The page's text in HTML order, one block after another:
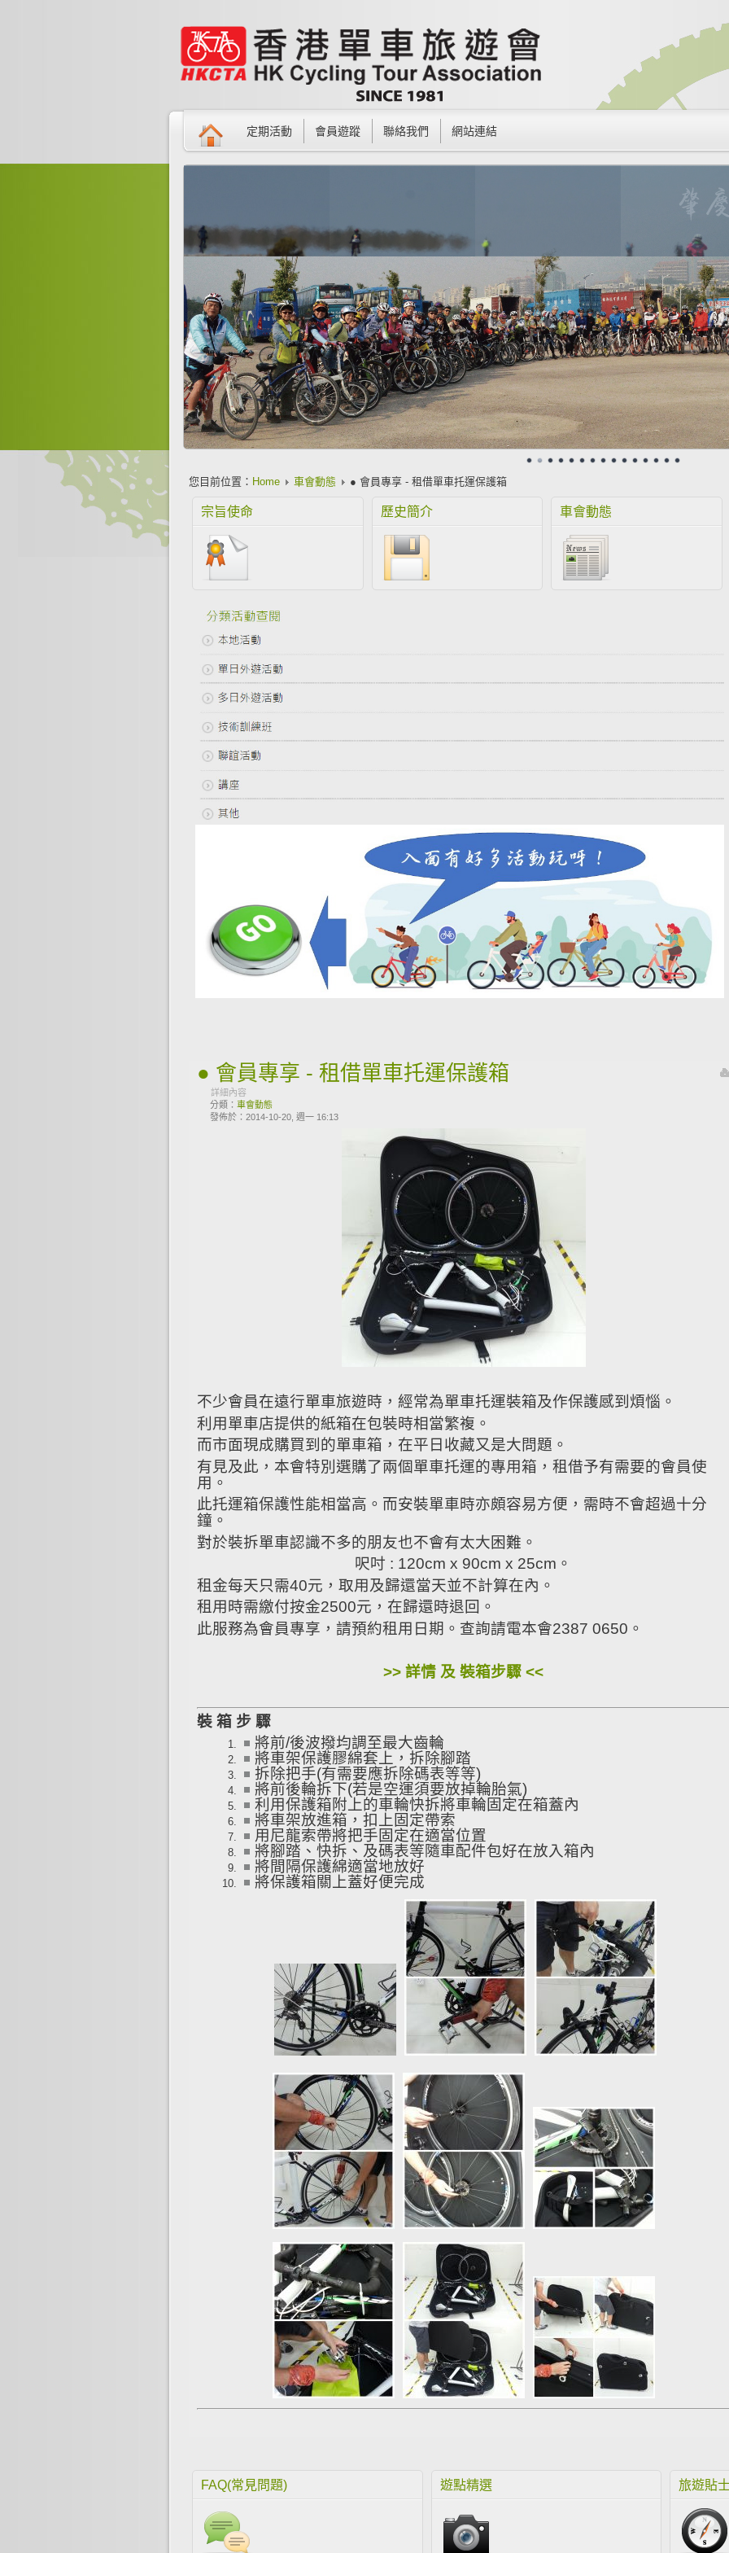
定期活動 會員遊蹤 聯絡我們 網站連結
您目前位置： Home 車會動態 ● 會員專享 - 租借單車托運保護箱
宗旨使命 歷史簡介 車會動態
● 會員專享 - 租借單車托運保護箱
詳細內容
分類： 車會動態
發佈於：2014-10-20, 週一 16:13
不少會員在遠行單車旅遊時，經常為單車托運裝箱及作保護感到煩惱。
利用單車店提供的紙箱在包裝時相當繁複 。
而市面現成購買到的單車箱，在平日收藏又是大問題。
有見及此，本會特別選購了兩個單車托運的專用箱，租借予有需要的會員使
用。
此托運箱保護性能相當高。而安裝單車時亦頗容易方便，需時不會超過十分
鐘。
對於裝拆單車認識不多的朋友也不會有太大困難。
呎吋 : 120cm x 90cm x 25cm。
租金每天只需40元，取用及歸還當天並不計算在內。
租用時需繳付按金2500元，在歸還時退回。
此服務為會員專享，請預約租用日期。查詢請電本會2387 0650。
>> 詳情 及 裝箱步驟 <<
裝 箱 步 驟
將前/後波撥均調至最大齒輪
將車架保護膠綿套上，拆除腳踏
拆除把手(有需要應拆除碼表等等)
將前後輪拆下(若是空運須要放掉輪胎氣)
利用保護箱附上的車輪快拆將車輪固定在箱蓋內
將車架放進箱，扣上固定帶索
用尼龍索帶將把手固定在適當位置
將腳踏、快拆、及碼表等隨車配件包好在放入箱內
將間隔保護綿適當地放好
將保護箱關上蓋好便完成
FAQ(常見問題) 遊點精選 旅遊貼